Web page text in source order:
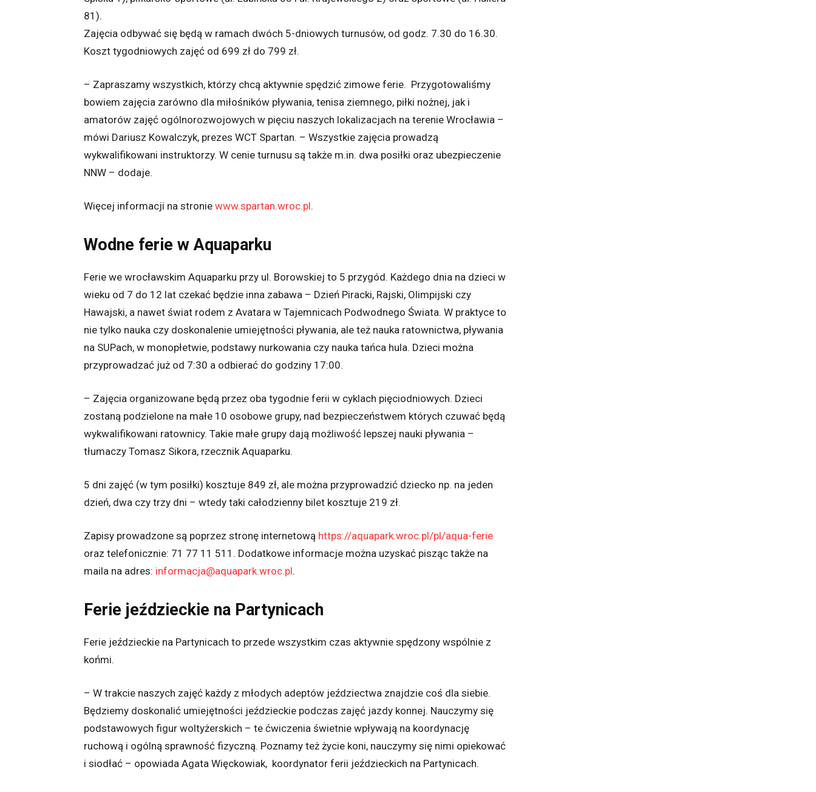
81).
Zajęcia odbywać się będą w ramach dwóch 5-dniowych turnusów, od godz. 7.30 do 16.30.
Koszt tygodniowych zajęć od 699 zł do 799 zł.
– Zapraszamy wszystkich, którzy chcą aktywnie spędzić zimowe ferie. Przygotowaliśmy
bowiem zajęcia zarówno dla miłośników pływania, tenisa ziemnego, piłki nożnej, jak i
amatorów zajęć ogólnorozwojowych w pięciu naszych lokalizacjach na terenie Wrocławia –
mówi Dariusz Kowalczyk, prezes WCT Spartan. – Wszystkie zajęcia prowadzą
wykwalifikowani instruktorzy. W cenie turnusu są także m.in. dwa posiłki oraz ubezpieczenie
NNW – dodaje.
Więcej informacji na stronie www.spartan.wroc.pl.
Wodne ferie w Aquaparku
Ferie we wrocławskim Aquaparku przy ul. Borowskiej to 5 przygód. Każdego dnia na dzieci w
wieku od 7 do 12 lat czekać będzie inna zabawa – Dzień Piracki, Rajski, Olimpijski czy
Hawajski, a nawet świat rodem z Avatara w Tajemnicach Podwodnego Świata. W praktyce to
nie tylko nauka czy doskonalenie umiejętności pływania, ale też nauka ratownictwa, pływania
na SUPach, w monopłetwie, podstawy nurkowania czy nauka tańca hula. Dzieci można
przyprowadzać już od 7:30 a odbierać do godziny 17:00.
– Zajęcia organizowane będą przez oba tygodnie ferii w cyklach pięciodniowych. Dzieci
zostaną podzielone na małe 10 osobowe grupy, nad bezpieczeństwem których czuwać będą
wykwalifikowani ratownicy. Takie małe grupy dają możliwość lepszej nauki pływania –
tłumaczy Tomasz Sikora, rzecznik Aquaparku.
5 dni zajęć (w tym posiłki) kosztuje 849 zł, ale można przyprowadzić dziecko np. na jeden
dzień, dwa czy trzy dni – wtedy taki całodzienny bilet kosztuje 219 zł.
Zapisy prowadzone są poprzez stronę internetową https://aquapark.wroc.pl/pl/aqua-ferie
oraz telefonicznie: 71 77 11 511. Dodatkowe informacje można uzyskać pisząc także na
maila na adres: informacja@aquapark.wroc.pl.
Ferie jeździeckie na Partynicach
Ferie jeździeckie na Partynicach to przede wszystkim czas aktywnie spędzony wspólnie z
końmi.
– W trakcie naszych zajęć każdy z młodych adeptów jeździectwa znajdzie coś dla siebie.
Będziemy doskonalić umiejętności jeździeckie podczas zajęć jazdy konnej. Nauczymy się
podstawowych figur woltyżerskich – te ćwiczenia świetnie wpływają na koordynację
ruchową i ogólną sprawność fizyczną. Poznamy też życie koni, nauczymy się nimi opiekować
i siodłać – opowiada Agata Więckowiak, koordynator ferii jeździeckich na Partynicach.